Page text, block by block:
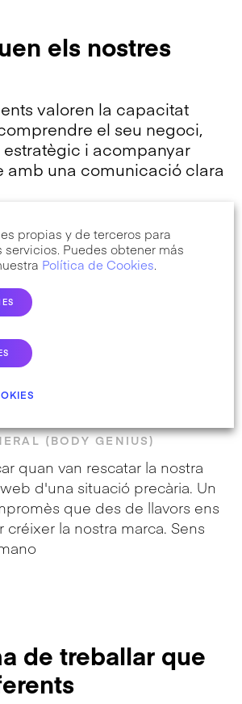
els nostres
valoren la capacitat
el seu negoci,
i acompanyar
amb una comunicació clara
reflecteixen
treballar amb el nostre
d’estratègia, visibilitat i
digital.
(BODY GENIUS)
quan van rescatar la nostra
d'una situació precària. Un
que des de llavors ens
créixer la nostra marca. Sens
de treballar que
propias y de terceros para
servicios. Puedes obtener más
Política de Cookies.